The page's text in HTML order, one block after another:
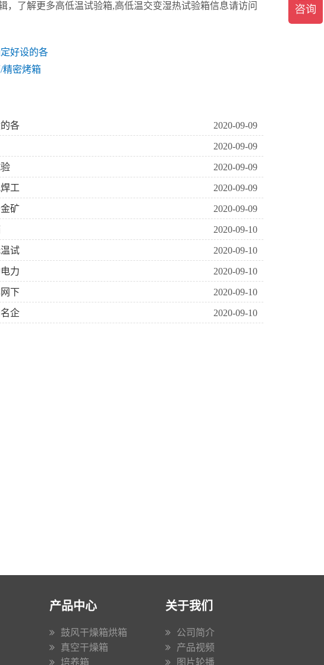
，了解更多高低温试验箱,高低温交变湿热试验箱信息请访问
好设的各
精密烤箱
各 2020-09-09
2020-09-09
2020-09-09
工 2020-09-09
矿 2020-09-09
2020-09-10
试 2020-09-10
力 2020-09-10
下 2020-09-10
企 2020-09-10
产品中心
鼓风干燥箱烘箱
真空干燥箱
培养箱
关于我们
公司简介
产品视频
图片轮播